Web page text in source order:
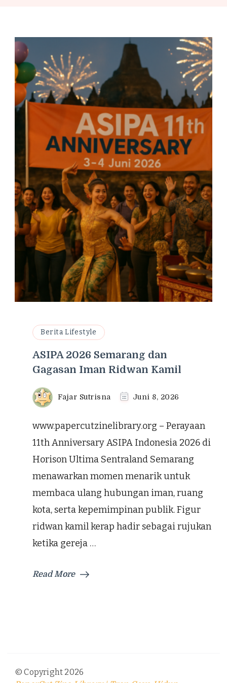
Berita Lifestyle
ASIPA 2026 Semarang dan
Gagasan Iman Ridwan Kamil
Fajar Sutrisna Juni 8, 2026
www.papercutzinelibrary.org – Perayaan
11th Anniversary ASIPA Indonesia 2026 di
Horison Ultima Sentraland Semarang
menawarkan momen menarik untuk
membaca ulang hubungan iman, ruang
kota, serta kepemimpinan publik. Figur
ridwan kamil kerap hadir sebagai rujukan
ketika gereja …
Read More
© Copyright 2026